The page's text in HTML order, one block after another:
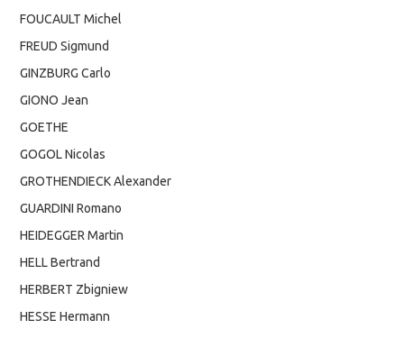
FOUCAULT Michel
FREUD Sigmund
GINZBURG Carlo
GIONO Jean
GOETHE
GOGOL Nicolas
GROTHENDIECK Alexander
GUARDINI Romano
HEIDEGGER Martin
HELL Bertrand
HERBERT Zbigniew
HESSE Hermann